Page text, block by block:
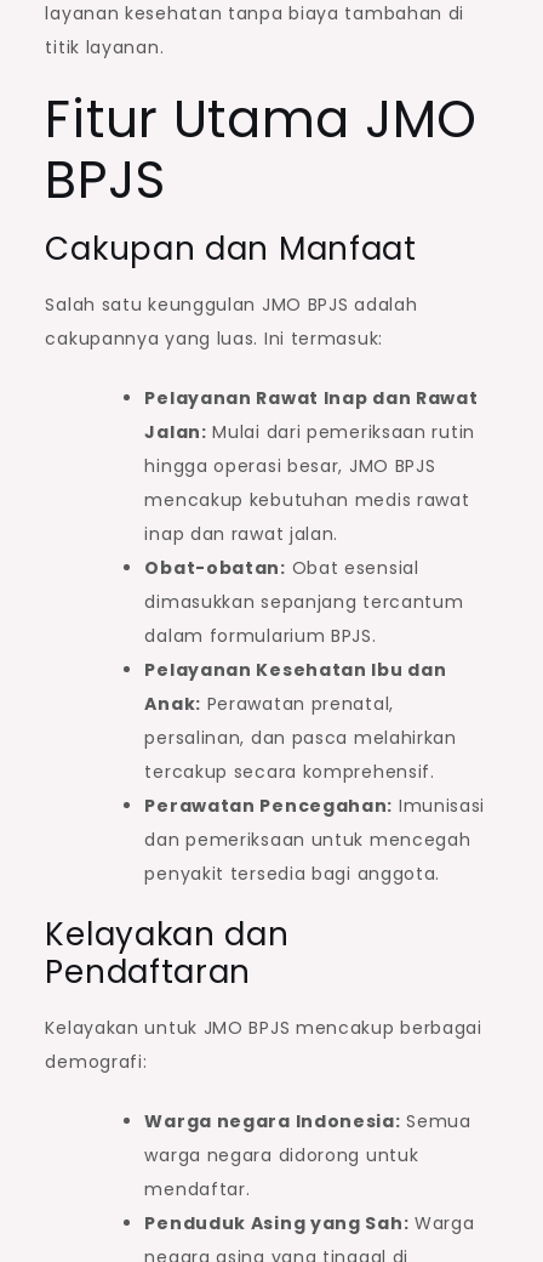
layanan kesehatan tanpa biaya tambahan di
titik layanan.
Fitur Utama JMO
BPJS
Cakupan dan Manfaat
Salah satu keunggulan JMO BPJS adalah
cakupannya yang luas. Ini termasuk:
Pelayanan Rawat Inap dan Rawat
Jalan: Mulai dari pemeriksaan rutin
hingga operasi besar, JMO BPJS
mencakup kebutuhan medis rawat
inap dan rawat jalan.
Obat-obatan: Obat esensial
dimasukkan sepanjang tercantum
dalam formularium BPJS.
Pelayanan Kesehatan Ibu dan
Anak: Perawatan prenatal,
persalinan, dan pasca melahirkan
tercakup secara komprehensif.
Perawatan Pencegahan: Imunisasi
dan pemeriksaan untuk mencegah
penyakit tersedia bagi anggota.
Kelayakan dan
Pendaftaran
Kelayakan untuk JMO BPJS mencakup berbagai
demografi:
Warga negara Indonesia: Semua
warga negara didorong untuk
mendaftar.
Penduduk Asing yang Sah: Warga